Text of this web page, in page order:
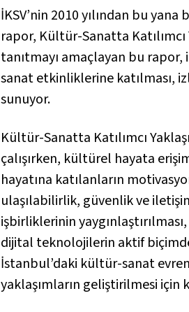
İKSV’nin 2010 yılından bu
rapor, Kültür-Sanatta
tanıtmayı amaçlayan bu
sanat etkinliklerine katılması,
sunuyor.
Kültür-Sanatta Katılımcı
çalışırken, kültürel hayata
hayatına katılanların
ulaşılabilirlik, güvenlik ve
işbirliklerinin
dijital teknolojilerin aktif
İstanbul’daki kültür-sanat
yaklaşımların geliştirilmesi